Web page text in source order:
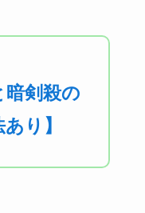
剣殺の
り】